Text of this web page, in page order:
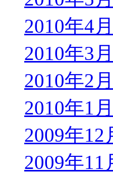
2010年4
2010年3
2010年2
2010年1
2009年12
2009年11